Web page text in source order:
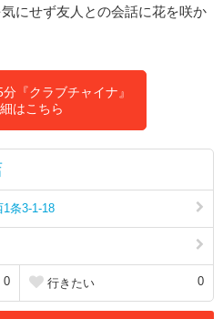
にせず友人との会話に花を咲か
『クラブチャイナ』
はこちら
条3-1-18
0 行きたい 0